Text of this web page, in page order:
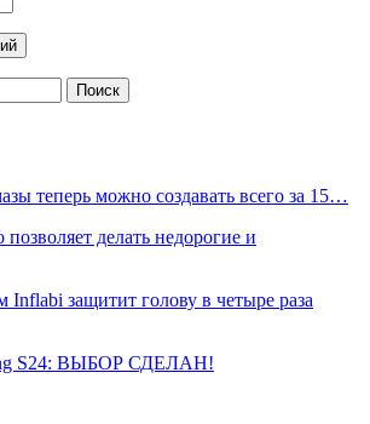
теперь можно создавать всего за 15…
делать недорогие и
защитит голову в четыре раза
S24: ВЫБОР СДЕЛАН!